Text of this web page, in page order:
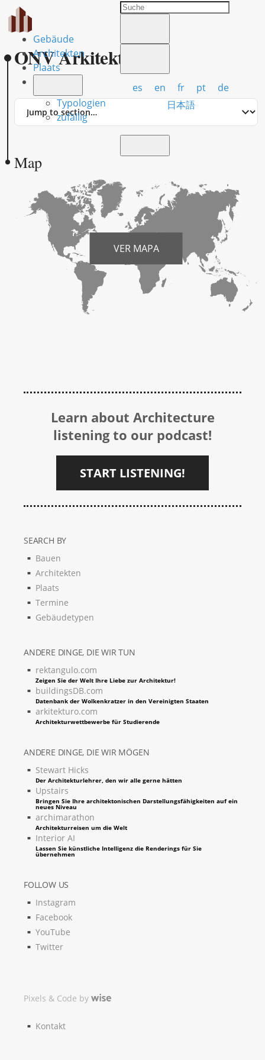
Gebäude
Architekten
Plaats
Typologien
zufällig
es en fr pt
de
日本語
ONV Arkitekter
Jump
Map
VER MAPA
Learn about Architecture
listening to our podcast!
START LISTENING!
SEARCH BY
Bauen
Architekten
Plaats
Termine
Gebäudetypen
ANDERE DINGE, DIE WIR TUN
rektangulo.com
Zeigen Sie der Welt Ihre Liebe zur Architektur!
buildingsDB.com
Datenbank der Wolkenkratzer in den Vereinigten Staaten
arkitekturo.com
Architekturwettbewerbe für Studierende
ANDERE DINGE, DIE WIR MÖGEN
Stewart Hicks
Der Architekturlehrer, den wir alle gerne hätten
Upstairs
Bringen Sie Ihre architektonischen Darstellungsfähigkeiten auf ein
neues Niveau
archimarathon
Architekturreisen um die Welt
Interior AI
Lassen Sie künstliche Intelligenz die Renderings für Sie
übernehmen
FOLLOW US
Instagram
Facebook
YouTube
Twitter
Pixels & Code by
Kontakt